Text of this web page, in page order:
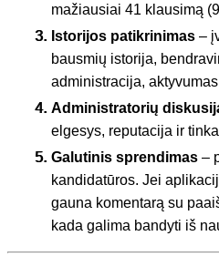
mažiausiai 41 klausimą
Istorijos patikrinimas –
bausmių istorija,
administracija,
Administratorių
elgesys, reputacija ir
Galutinis sprendimas –
kandidatūros. Jei
gauna komentarą su
kada galima bandyti iš